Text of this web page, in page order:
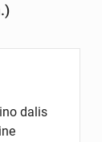
dalis